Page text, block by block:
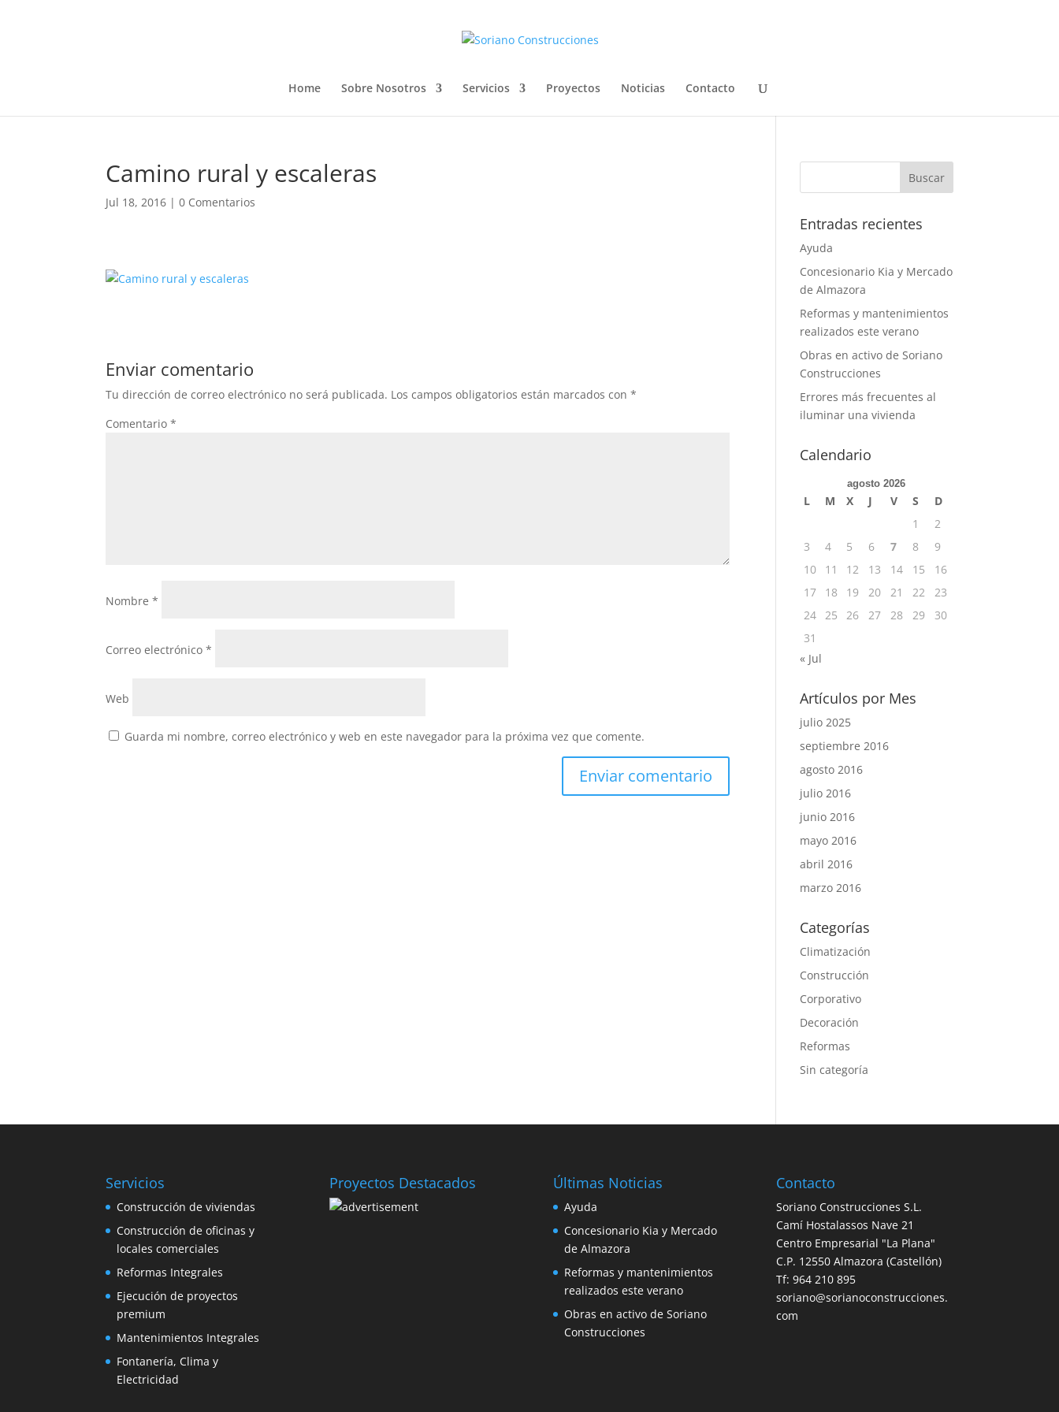
Home Sobre Nosotros Servicios Proyectos Noticias Contacto
Camino rural y escaleras
Jul 18, 2016 |0 Comentarios
Enviar comentario
Tu dirección de correo electrónico no será publicada. Los campos obligatorios están marcados con*
Comentario*
Nombre*
Correo electrónico*
Web
Guarda mi nombre, correo electrónico y web en este navegador para la próxima vez que comente.
Entradas recientes
Ayuda
Concesionario Kia y Mercado
de Almazora
Reformas y mantenimientos
realizados este verano
Obras en activo de Soriano
Construcciones
Errores más frecuentes al
iluminar una vivienda
Calendario
agosto 2026
L M X J V S
D
1
2
3
4 5 6 7 8
9
10
11 12 13 14 15
16
17
18 19 20 21 22
23
24 25 26 27 28 29
30
31
« Jul
Artículos por Mes
julio 2025
septiembre 2016
agosto 2016
julio 2016
junio 2016
mayo 2016
abril 2016
marzo 2016
Categorías
Climatización
Construcción
Corporativo
Decoración
Reformas
Sin categoría
Servicios
Construcción de viviendas
Construcción de oficinas y
locales comerciales
Reformas Integrales
Ejecución de proyectos
premium
Mantenimientos Integrales
Fontanería, Clima y
Electricidad
Proyectos Destacados Últimas Noticias
Ayuda
Concesionario Kia y Mercado
de Almazora
Reformas y mantenimientos
realizados este verano
Obras en activo de Soriano
Construcciones
Contacto
Soriano Construcciones S.L.
Camí Hostalassos Nave 21
Centro Empresarial "La Plana"
C.P. 12550 Almazora (Castellón)
Tf: 964 210 895
soriano@sorianoconstrucciones.
com